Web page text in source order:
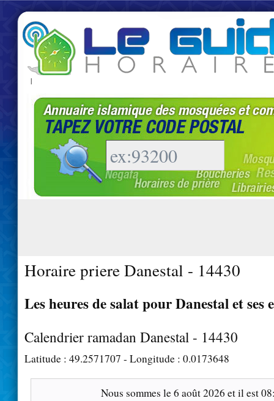
|
Horaire priere Danestal - 14430
Les heures de salat pour Danestal et ses
Calendrier ramadan Danestal - 14430
Latitude : 49.2571707 - Longitude : 0.0173648
Nous sommes le6 août 2026 et il est